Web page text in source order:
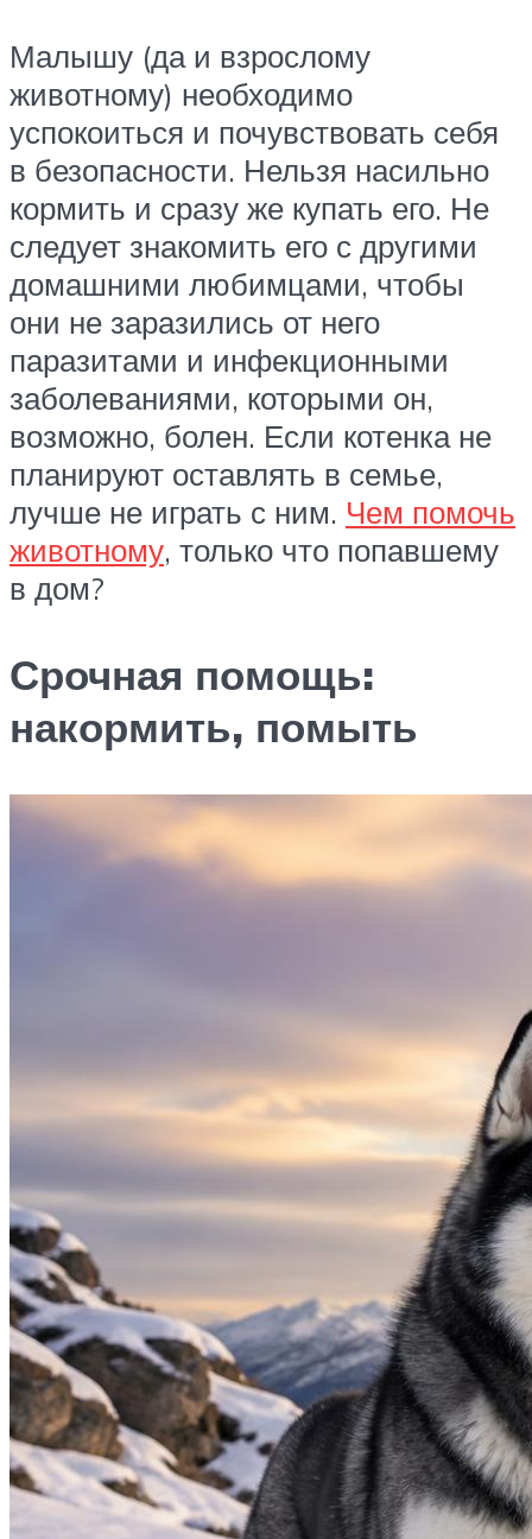
Малышу (да и взрослому
животному) необходимо
успокоиться и почувствовать себя
в безопасности. Нельзя насильно
кормить и сразу же купать его. Не
следует знакомить его с другими
домашними любимцами, чтобы
они не заразились от него
паразитами и инфекционными
заболеваниями, которыми он,
возможно, болен. Если котенка не
планируют оставлять в семье,
лучше не играть с ним. Чем помочь
животному, только что попавшему
в дом?
Срочная помощь:
накормить, помыть